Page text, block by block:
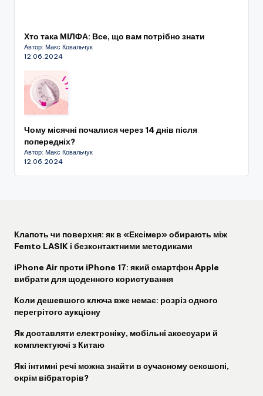
Хто така МІЛФА: Все, що вам потрібно знати
Автор: Макс Ковальчук
12.06.2024
Чому місячні почалися через 14 днів після
попередніх?
Автор: Макс Ковальчук
12.06.2024
Клапоть чи поверхня: як в «Ексімер» обирають між
Femto LASIK і безконтактними методиками
iPhone Air проти iPhone 17: який смартфон Apple
вибрати для щоденного користування
Коли дешевшого ключа вже немає: розріз одного
перегрітого аукціону
Як доставляти електроніку, мобільні аксесуари й
комплектуючі з Китаю
Які інтимні речі можна знайти в сучасному сексшопі,
окрім вібраторів?